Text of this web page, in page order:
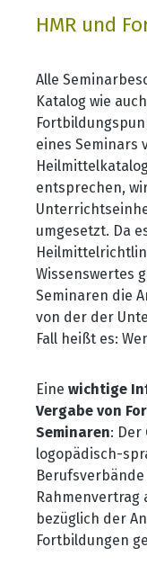
HMR und
Alle
Katalog wie
eines Seminars
entsprechen,
umgesetzt. Da
Wissenswertes
Seminaren die
von der der
Fall heißt es:
Eine wichtige
Vergabe von
Seminaren: Der
logopädisch-
Rahmenvertrag
bezüglich der
Fortbildungen